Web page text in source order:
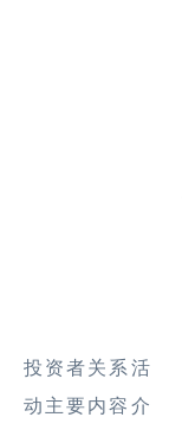
投资者关系活
动主要内容介